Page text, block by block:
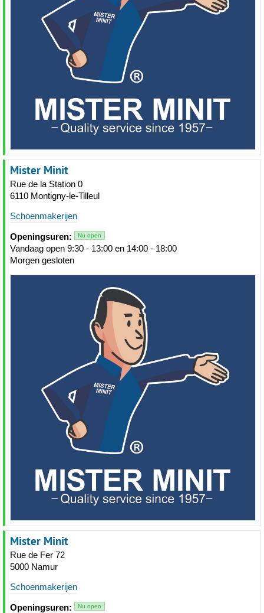
Mister Minit
Rue de la Station 0
6110 Montigny-le-Tilleul
Schoenmakerijen
Openingsuren: Nu open
Vandaag open 9:30 - 13:00 en 14:00 - 18:00
Morgen gesloten
Mister Minit
Rue de Fer 72
5000 Namur
Schoenmakerijen
Openingsuren: Nu open